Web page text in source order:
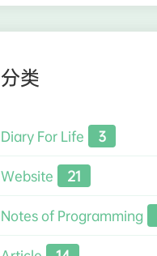
分类
Diary For Life 3
Website 21
Notes of Programming